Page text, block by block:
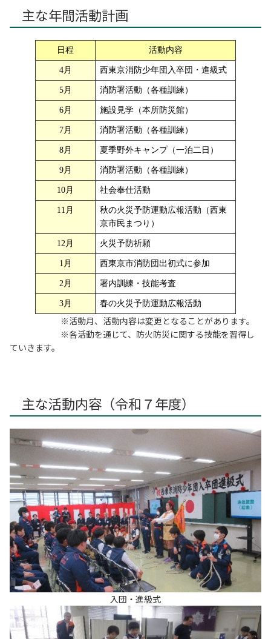
主な年間活動計画
日程 活動内容
4月 西東京消防少年団入卒団・進級式
5月 消防署活動（各種訓練）
6月 施設見学（本所防災館）
7月 消防署活動（各種訓練）
8月 夏季野外キャンプ（一泊二日）
9月 消防署活動（各種訓練）
10月 社会奉仕活動
11月
秋の火災予防運動広報活動（西東
京市民まつり）
12月 火災予防祈願
1月 西東京市消防団出初式に参加
2月 署内訓練・技能考査
3月 春の火災予防運動広報活動
※活動月、活動内容は変更となることがあります。
※各活動を通じて、防火防災に関する技能を習得し
ていきます。
主な活動内容（令和７年度）
入団・進級式